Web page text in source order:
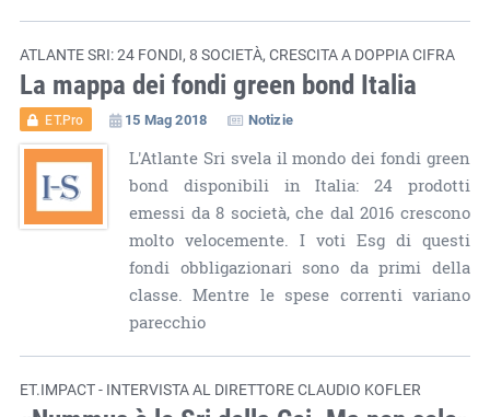
ATLANTE SRI: 24 FONDI, 8 SOCIETÀ, CRESCITA A DOPPIA CIFRA
La mappa dei fondi green bond Italia
ET.Pro 15 Mag 2018 Notizie
L'Atlante Sri svela il mondo dei fondi green
bond disponibili in Italia: 24 prodotti
emessi da 8 società, che dal 2016 crescono
molto velocemente. I voti Esg di questi
fondi obbligazionari sono da primi della
classe. Mentre le spese correnti variano
parecchio
ET.IMPACT - INTERVISTA AL DIRETTORE CLAUDIO KOFLER